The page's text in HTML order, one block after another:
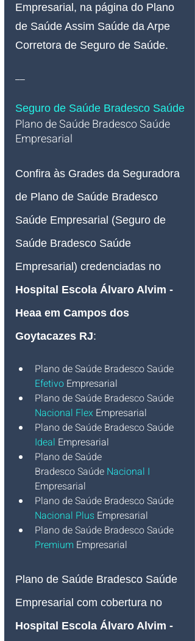
Empresarial, na página do Plano
de Saúde Assim Saúde da Arpe
Corretora de Seguro de Saúde.
__
Seguro de Saúde Bradesco Saúde
Plano de Saúde Bradesco Saúde
Empresarial
Confira às Grades da Seguradora
de Plano de Saúde Bradesco
Saúde Empresarial (Seguro de
Saúde Bradesco Saúde
Empresarial) credenciadas no
Hospital Escola Álvaro Alvim -
Heaa em Campos dos
Goytacazes RJ:
Plano de Saúde BradescoSaúde
Efetivo Empresarial
Plano de Saúde BradescoSaúde
Nacional Flex Empresarial
Plano de Saúde BradescoSaúde
Ideal Empresarial
Plano de Saúde
BradescoSaúde Nacional I
Empresarial
Plano de Saúde BradescoSaúde
Nacional Plus Empresarial
Plano de Saúde BradescoSaúde
Premium Empresarial
Plano de Saúde Bradesco Saúde
Empresarial com cobertura no
Hospital Escola Álvaro Alvim -